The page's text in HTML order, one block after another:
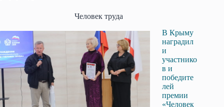
Человек труда
В Крыму
наградил
и
участнико
в и
победите
лей
премии
«Человек